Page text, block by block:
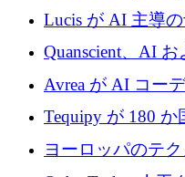
に 400 万ユーロ
Lucis が AI 主導
を拡大するために
を調達
Quanscient、AI
ドウェア エンジ
1,000 万ユーロを
Avrea が AI コー
明するために 470
ら浮上
Tequipy が 180
動化するために
ヨーロッパのテ
る: イノベーショ